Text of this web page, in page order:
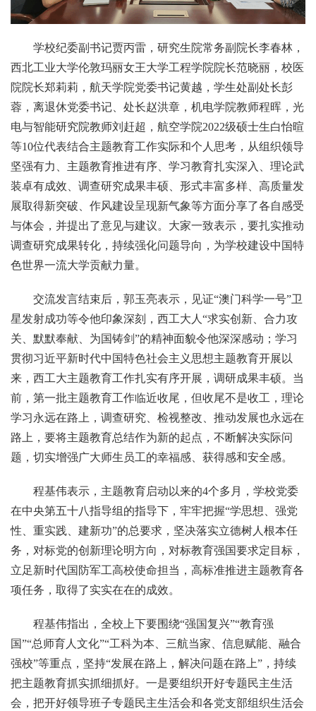
学校纪委副书记贾丙雷，研究生院常务副院长李春林，
西北工业大学伦敦玛丽女王大学工程学院院长范晓丽，校医
院院长郑莉莉，航天学院党委书记黄越，学生处副处长彭
蓉，离退休党委书记、处长赵洪章，机电学院教师程晖，光
电与智能研究院教师刘赶超，航空学院2022级硕士生白怡暄
等10位代表结合主题教育工作实际和个人思考，从组织领导
坚强有力、主题教育推进有序、学习教育扎实深入、理论武
装卓有成效、调查研究成果丰硕、形式丰富多样、高质量发
展取得新突破、作风建设呈现新气象等方面分享了各自感受
与体会，并提出了意见与建议。大家一致表示，要扎实推动
调查研究成果转化，持续强化问题导向，为学校建设中国特
色世界一流大学贡献力量。
交流发言结束后，郭玉亮表示，见证“澳门科学一号”卫
星发射成功等令他印象深刻，西工大人“求实创新、合力攻
关、默默奉献、为国铸剑”的精神面貌令他深深感动；学习
贯彻习近平新时代中国特色社会主义思想主题教育开展以
来，西工大主题教育工作扎实有序开展，调研成果丰硕。当
前，第一批主题教育工作临近收尾，但收尾不是收工，理论
学习永远在路上，调查研究、检视整改、推动发展也永远在
路上，要将主题教育总结作为新的起点，不断解决实际问
题，切实增强广大师生员工的幸福感、获得感和安全感。
程基伟表示，主题教育启动以来的4个多月，学校党委
在中央第五十八指导组的指导下，牢牢把握“学思想、强党
性、重实践、建新功”的总要求，坚决落实立德树人根本任
务，对标党的创新理论明方向，对标教育强国要求定目标，
立足新时代国防军工高校使命担当，高标准推进主题教育各
项任务，取得了实实在在的成效。
程基伟指出，全校上下要围绕“强国复兴”“教育强
国”“总师育人文化”“工科为本、三航当家、信息赋能、融合
强校”等重点，坚持“发展在路上，解决问题在路上”，持续
把主题教育抓实抓细抓好。一是要组织开好专题民主生活
会，把开好领导班子专题民主生活会和各党支部组织生活会